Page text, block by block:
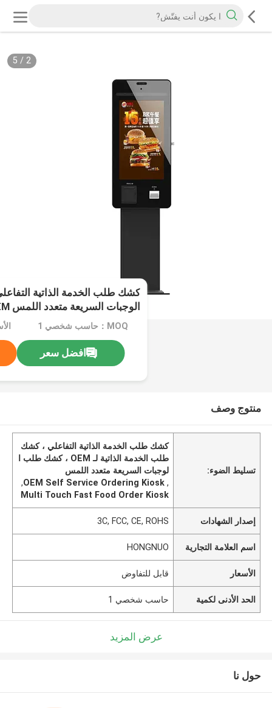
2
/
5
كشك طلب الخدمة الذاتية
الوجبات السريعة متعدد اللمس OEM
MOQ：حاسب شخصي 1
افضل سعر
منتوج وصف
تسليط الضوء:
كشك طلب الخدمة الذاتية التفاعلي ، كشك
طلب الخدمة الذاتية لـ OEM ، كشك طلب ا
لوجبات السريعة متعدد اللمس
,
OEM Self Service Ordering Kiosk
,
Multi Touch Fast Food Order Kiosk
إصدار الشهادات 3C, FCC, CE, ROHS
اسم العلامة التجارية HONGNUO
الأسعار قابل للتفاوض
الحد الأدنى لكمية حاسب شخصي 1
عرض المزيد
حول نا